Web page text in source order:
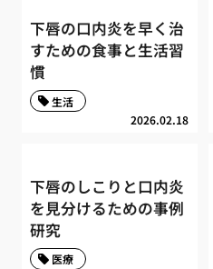
下唇の口内炎を早く治
すための食事と生活習
慣
2026.02.18
生活
下唇のしこりと口内炎
を見分けるための事例
研究
医療